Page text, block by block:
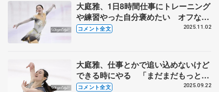
大庭雅、1日8時間仕事にトレーニング
や練習やった自分褒めたい オフなく
なり、平日2日間と土日は氷に乗って
コメント全文 2025.11.02
大庭雅、仕事とかで追い込めないけど
できる時にやる 「まだまだもっと良
い大庭雅の物語ができるんじゃ」
コメント全文 2025.09.22